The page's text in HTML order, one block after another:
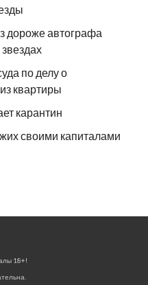
дороже автографа
по делу о
квартиры
карантин
своими капиталами
18+!